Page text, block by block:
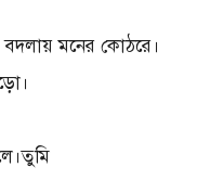
মনের কোঠরে।